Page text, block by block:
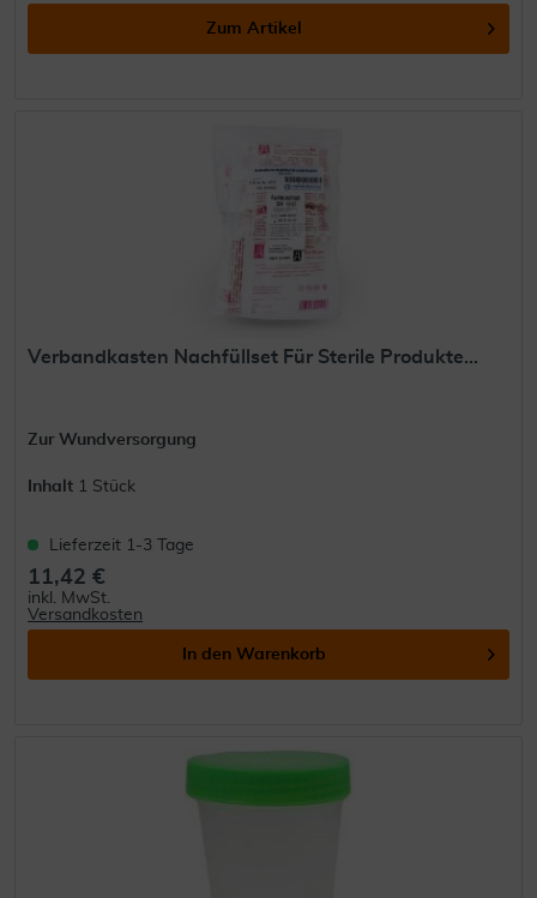
Zum Artikel
Verbandkasten Nachfüllset Für Sterile Produkte...
Zur Wundversorgung
Inhalt 1 Stück
Lieferzeit 1-3 Tage
11,42 €
inkl. MwSt.
Versandkosten
In den Warenkorb